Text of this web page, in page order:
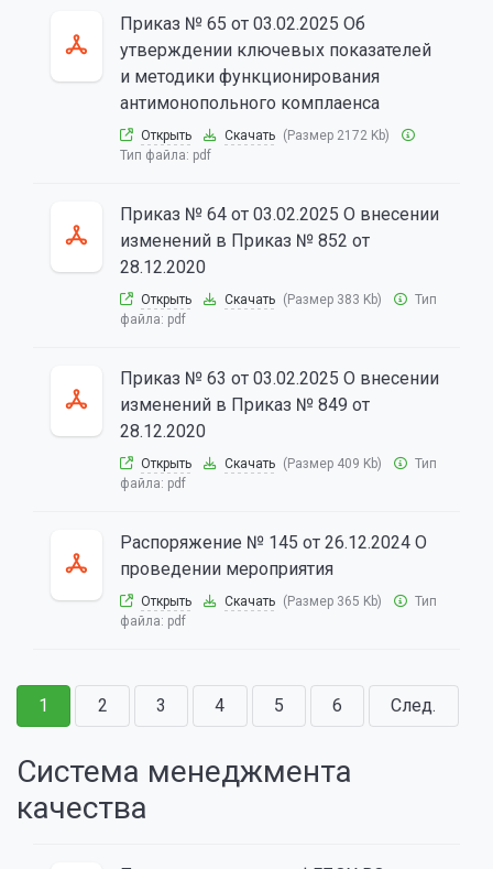
Приказ № 65 от 03.02.2025 Об
утверждении ключевых показателей
и методики функционирования
антимонопольного комплаенса
Открыть Скачать (Размер 2172 Kb)
Тип файла: pdf
Приказ № 64 от 03.02.2025 О внесении
изменений в Приказ № 852 от
28.12.2020
Открыть Скачать (Размер 383 Kb)
Тип
файла: pdf
Приказ № 63 от 03.02.2025 О внесении
изменений в Приказ № 849 от
28.12.2020
Открыть Скачать (Размер 409 Kb)
Тип
файла: pdf
Распоряжение № 145 от 26.12.2024 О
проведении мероприятия
Открыть Скачать (Размер 365 Kb)
Тип
файла: pdf
1 2 3 4 5 6 След.
Система менеджмента
качества